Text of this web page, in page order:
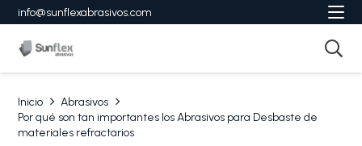
info@sunflexabrasivos.com
Inicio
Abrasivos
Por qué son tan importantes los Abrasivos para Desbaste de
materiales refractarios